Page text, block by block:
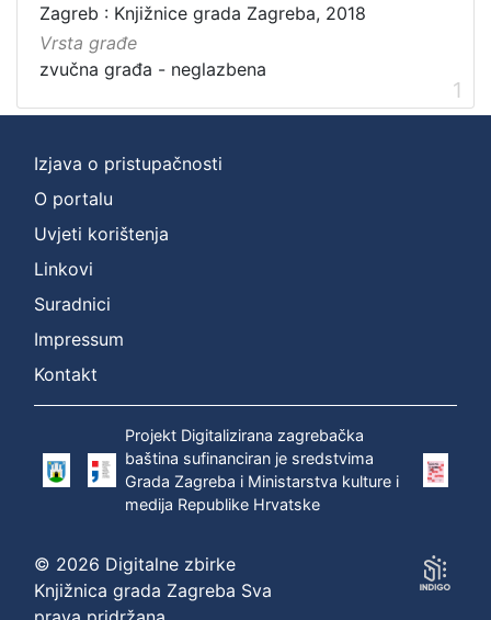
Zagreb : Knjižnice grada Zagreba, 2018
Vrsta građe
zvučna građa - neglazbena
1
Izjava o pristupačnosti
O portalu
Uvjeti korištenja
Linkovi
Suradnici
Impressum
Kontakt
Projekt Digitalizirana zagrebačka
baština sufinanciran je sredstvima
Grada Zagreba i Ministarstva kulture i
medija Republike Hrvatske
© 2026 Digitalne zbirke
Knjižnica grada Zagreba Sva